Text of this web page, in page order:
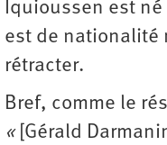
Iquioussen est né
est de nationalité
rétracter.
Bref, comme le
«[Gérald